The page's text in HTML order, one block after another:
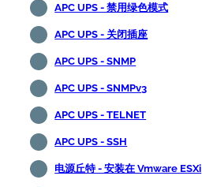
APC UPS - 禁用绿色模式
APC UPS - 关闭插座
APC UPS - SNMP
APC UPS - SNMPv3
APC UPS - TELNET
APC UPS - SSH
电源丘特 - 安装在 Vmware ESXi